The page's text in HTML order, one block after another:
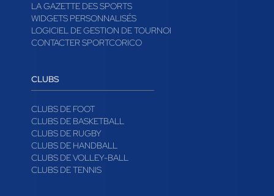
LA GAZETTE DES SPORTS
WIDGETS PERSONNALISÉS
LOGICIEL DE GESTION DE TOURNOI
CONTACTER SPORTCORICO
CLUBS
CLUBS DE FOOT
CLUBS DE BASKETBALL
CLUBS DE RUGBY
CLUBS DE HANDBALL
CLUBS DE VOLLEY-BALL
CLUBS DE TENNIS